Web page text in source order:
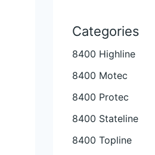
Categories
8400 Highline
8400 Motec
8400 Protec
8400 Stateline
8400 Topline